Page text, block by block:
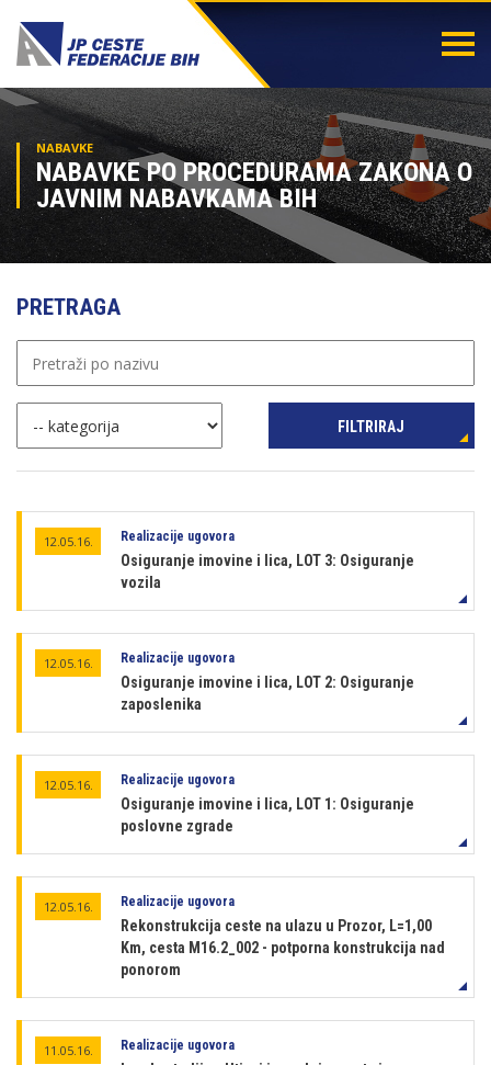
NABAVKE
NABAVKE PO PROCEDURAMA ZAKONA O
JAVNIM NABAVKAMA BIH
PRETRAGA
FILTRIRAJ
12.05.16. Realizacije ugovora
Osiguranje imovine i lica, LOT 3: Osiguranje
vozila
12.05.16. Realizacije ugovora
Osiguranje imovine i lica, LOT 2: Osiguranje
zaposlenika
12.05.16. Realizacije ugovora
Osiguranje imovine i lica, LOT 1: Osiguranje
poslovne zgrade
12.05.16. Realizacije ugovora
Rekonstrukcija ceste na ulazu u Prozor, L=1,00
Km, cesta M16.2_002 - potporna konstrukcija nad
ponorom
11.05.16. Realizacije ugovora